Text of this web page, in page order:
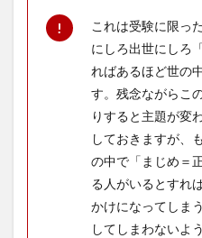
4
受験
これは受験に限っ
にしろ出世にしろ
ればあるほど世の
す。残念ながらこ
りすると主題が変
しておきますが、
の中で「まじめ＝
る人がいるとすれ
かけになってしま
してしまわないよ